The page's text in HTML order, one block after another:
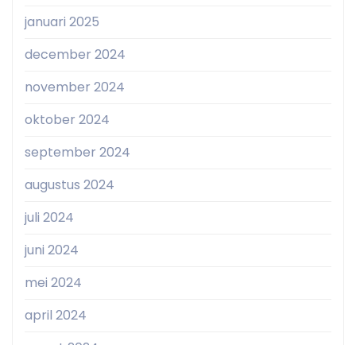
januari 2025
december 2024
november 2024
oktober 2024
september 2024
augustus 2024
juli 2024
juni 2024
mei 2024
april 2024